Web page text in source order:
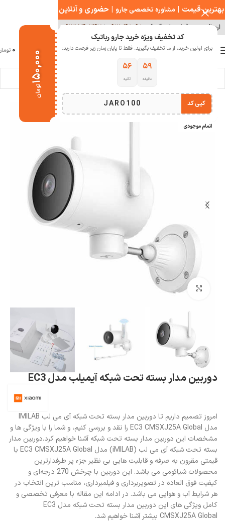
کد تخفیف ویژه خرید جارو رباتیک
برای اولین خرید، از ما تخفیف بگیرید. فقط تا پایان زمان زیر فرصت دارید:
۵۹
دقیقه
۵۵
ثانیه
JARO100 کپی کد
۱۵۰,۰۰۰
تومان
منو 0
خانه
-26%
اتمام موجودی
بزرگنمایی تصویر
دوربین مدار بسته تحت شبکه آیمیلب مدل EC3
امروز تصمیم داریم تا دوربین مدار بسته تحت شبکه آی می لب IMILAB
مدل EC3 CMSXJ25A Global را نقد و بررسی کنیم، و شما را با ویژگی ها و
مشخصات این دوربین مدار بسته تحت شبکه آشنا خواهیم کرد.دوربین مدار
بسته تحت شبکه آی می لب (iMILAB) مدل EC3 CMSXJ25A Global با
قیمتی مقرون به صرفه و قابلیت هایی بی نظیر جزء پر طرفدارترین
محصولات شیائومی می باشد. این دوربین با چرخش 270 درجه‌ای و
کیفیت فوق العاده در تصویربرداری و فیلمبرداری، مناسب ترین انتخاب در
هر شرایط آب و هوایی می باشد. در ادامه این مقاله با معرفی تخصصی و
کامل ویژگی های این دوربین مدار بسته تحت شبکه مدل EC3
CMSXJ25A Global بیشتر آشنا خواهیم شد.
بهترین قیمت | مشاوره تخصصی جارو | حضوری و آنلاین
ارسال سریع ( با هماهنگی ) ۰۹۱۲۰۴۸۰۹۸۰ | ۰۹۱۲۱۵۴۰۲۴۷